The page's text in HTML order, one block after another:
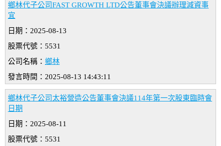
鄉林代子公司FAST GROWTH LTD公告董事會決議辦理減資事
宜
日期：2025-08-13
股票代號：5531
公司名稱： 鄉林
發言時間：2025-08-13 14:43:11
鄉林代子公司太裕營造公告董事會決議114年第一次股東臨時會
日期
日期：2025-08-11
股票代號：5531